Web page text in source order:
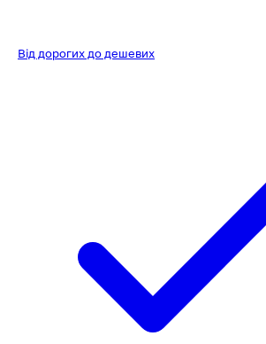
Від дорогих до дешевих